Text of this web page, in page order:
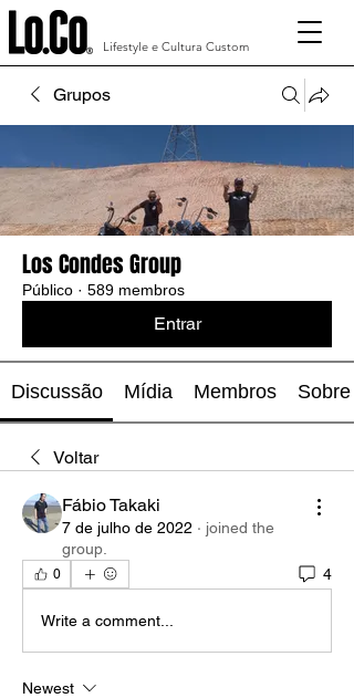
Lifestyle e Cultura Custom
Grupos
Los Condes Group
Público · 589 membros
Entrar
Discussão Mídia Membros Sobre
Voltar
Fábio Takaki
7 de julho de 2022 · joined the
group.
0 4
Write a comment...
Newest